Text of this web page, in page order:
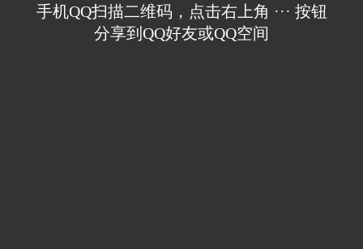
手机QQ扫描二维码，点击右上角 ··· 按钮
分享到QQ好友或QQ空间